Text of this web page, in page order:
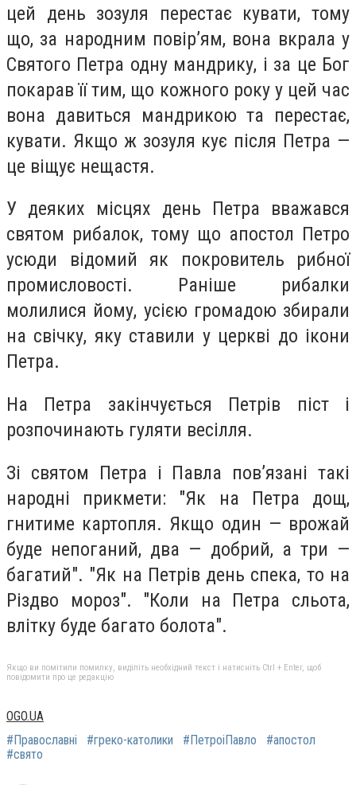
цей день зозуля перестає кувати, тому
що, за народним повір’ям, вона вкрала у
Святого Петра одну мандрику, і за це Бог
покарав її тим, що кожного року у цей час
вона давиться мандрикою та перестає,
кувати. Якщо ж зозуля кує після Петра —
це віщує нещастя.
У деяких місцях день Петра вважався
святом рибалок, тому що апостол Петро
усюди відомий як покровитель рибної
промисловості. Раніше рибалки
молилися йому, усією громадою збирали
на свічку, яку ставили у церкві до ікони
Петра.
На Петра закінчується Петрів піст і
розпочинають гуляти весілля.
Зі святом Петра і Павла пов’язані такі
народні прикмети: "Як на Петра дощ,
гнитиме картопля. Якщо один — врожай
буде непоганий, два — добрий, а три —
багатий". "Як на Петрів день спека, то на
Різдво мороз". "Коли на Петра сльота,
влітку буде багато болота".
Якщо ви помітили помилку, виділіть необхідний текст і натисніть Ctrl + Enter, щоб
повідомити про це редакцію
OGO.UA
#Православні
#греко-католики #ПетроіПавло
#апостол
#свято